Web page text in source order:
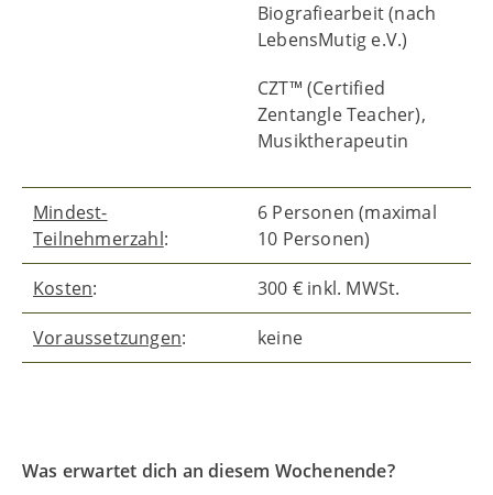
Biografiearbeit (nach
LebensMutig e.V.)
CZT™ (Certified
Zentangle Teacher),
Musiktherapeutin
Mindest-
Teilnehmerzahl:
6 Personen (maximal
10 Personen)
Kosten: 300 € inkl. MWSt.
Voraussetzungen: keine
Was erwartet dich an diesem Wochenende?